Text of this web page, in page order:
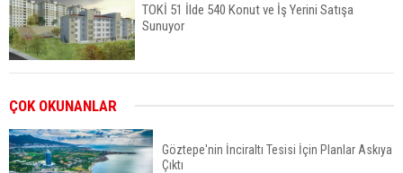
TOKİ 51 İlde 540 Konut ve İş Yerini Satışa
Sunuyor
ÇOK OKUNANLAR
Göztepe'nin İnciraltı Tesisi İçin Planlar Askıya
Çıktı